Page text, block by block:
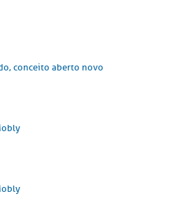
conceito aberto novo